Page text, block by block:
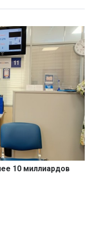
10 миллиардов